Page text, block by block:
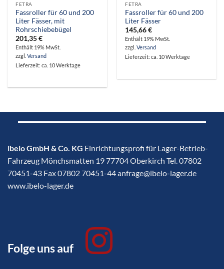
FETRA
Fassroller für 60 und 200
Liter Fässer, mit
Rohrschiebebügel
201,35€
Enthält 19% MwSt.
zzgl.Versand
Lieferzeit: ca. 10 Werktage
FETRA
Fassroller für 60 und 200
Liter Fässer
145,66€
Enthält 19% MwSt.
zzgl.Versand
Lieferzeit: ca. 10 Werktage
ibelo GmbH & Co. KG Einrichtungsprofi für Lager-Betrieb-
Fahrzeug Mönchsmatten 19 77704 Oberkirch Tel. 07802
70451-43 Fax 07802 70451-44 anfrage@ibelo-lager.de
www.ibelo-lager.de
Folge uns auf